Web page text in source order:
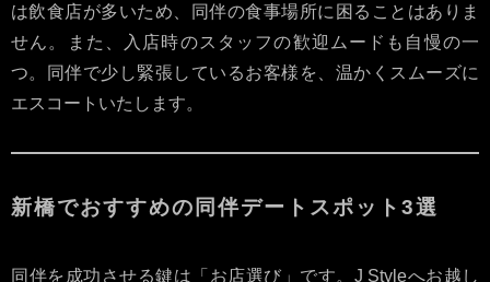
は飲食店が多いため、同伴の食事場所に困ることはありま
せん。また、入店時のスタッフの歓迎ムードも自慢の一
つ。同伴で少し緊張しているお客様を、温かくスムーズに
エスコートいたします。
新橋でおすすめの同伴デートスポット3選
同伴を成功させる鍵は「お店選び」です。J Styleへお越し